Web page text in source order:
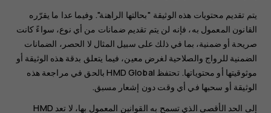
يتم تقديم محتويات هذه الوثيقة "بحالتها الراهنة". وفيما عدا ما يقرّره
القانون المعمول به، فإنه لن يتم تقديم ضمانات من أي نوع، سواءً كانت
صريحة أو ضمنية، بما في ذلك على سبيل المثال لا الحصر، الضمانات
الضمنية للرواج والصلاحية لغرض معين، فيما يتعلق بدقة هذه الوثيقة أو
موثوقيتها أو محتوياتها. تحتفظ HMD Global بالحق في مراجعة هذه
الوثيقة أو سحبها في أي وقت دون إشعار مسبق.
إلى الحد الأقصى الذي تسمح به القوانين المعمول بها، لا تعد HMD